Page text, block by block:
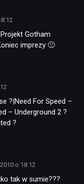
Gotham
imprezy 🙂
?|Need For Speed –
– Underground 2 ?
?
o 18:12
tak w sumie???